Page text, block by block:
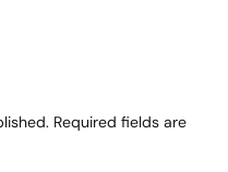
Required fields are